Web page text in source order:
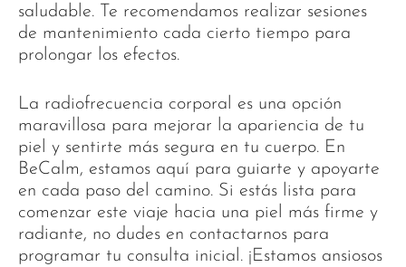
saludable. Te recomendamos realizar sesiones
de mantenimiento cada cierto tiempo para
prolongar los efectos.
La radiofrecuencia corporal es una opción
maravillosa para mejorar la apariencia de tu
piel y sentirte más segura en tu cuerpo. En
BeCalm, estamos aquí para guiarte y apoyarte
en cada paso del camino. Si estás lista para
comenzar este viaje hacia una piel más firme y
radiante, no dudes en contactarnos para
programar tu consulta inicial. ¡Estamos ansiosos